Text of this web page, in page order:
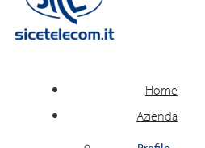
Home
Azienda